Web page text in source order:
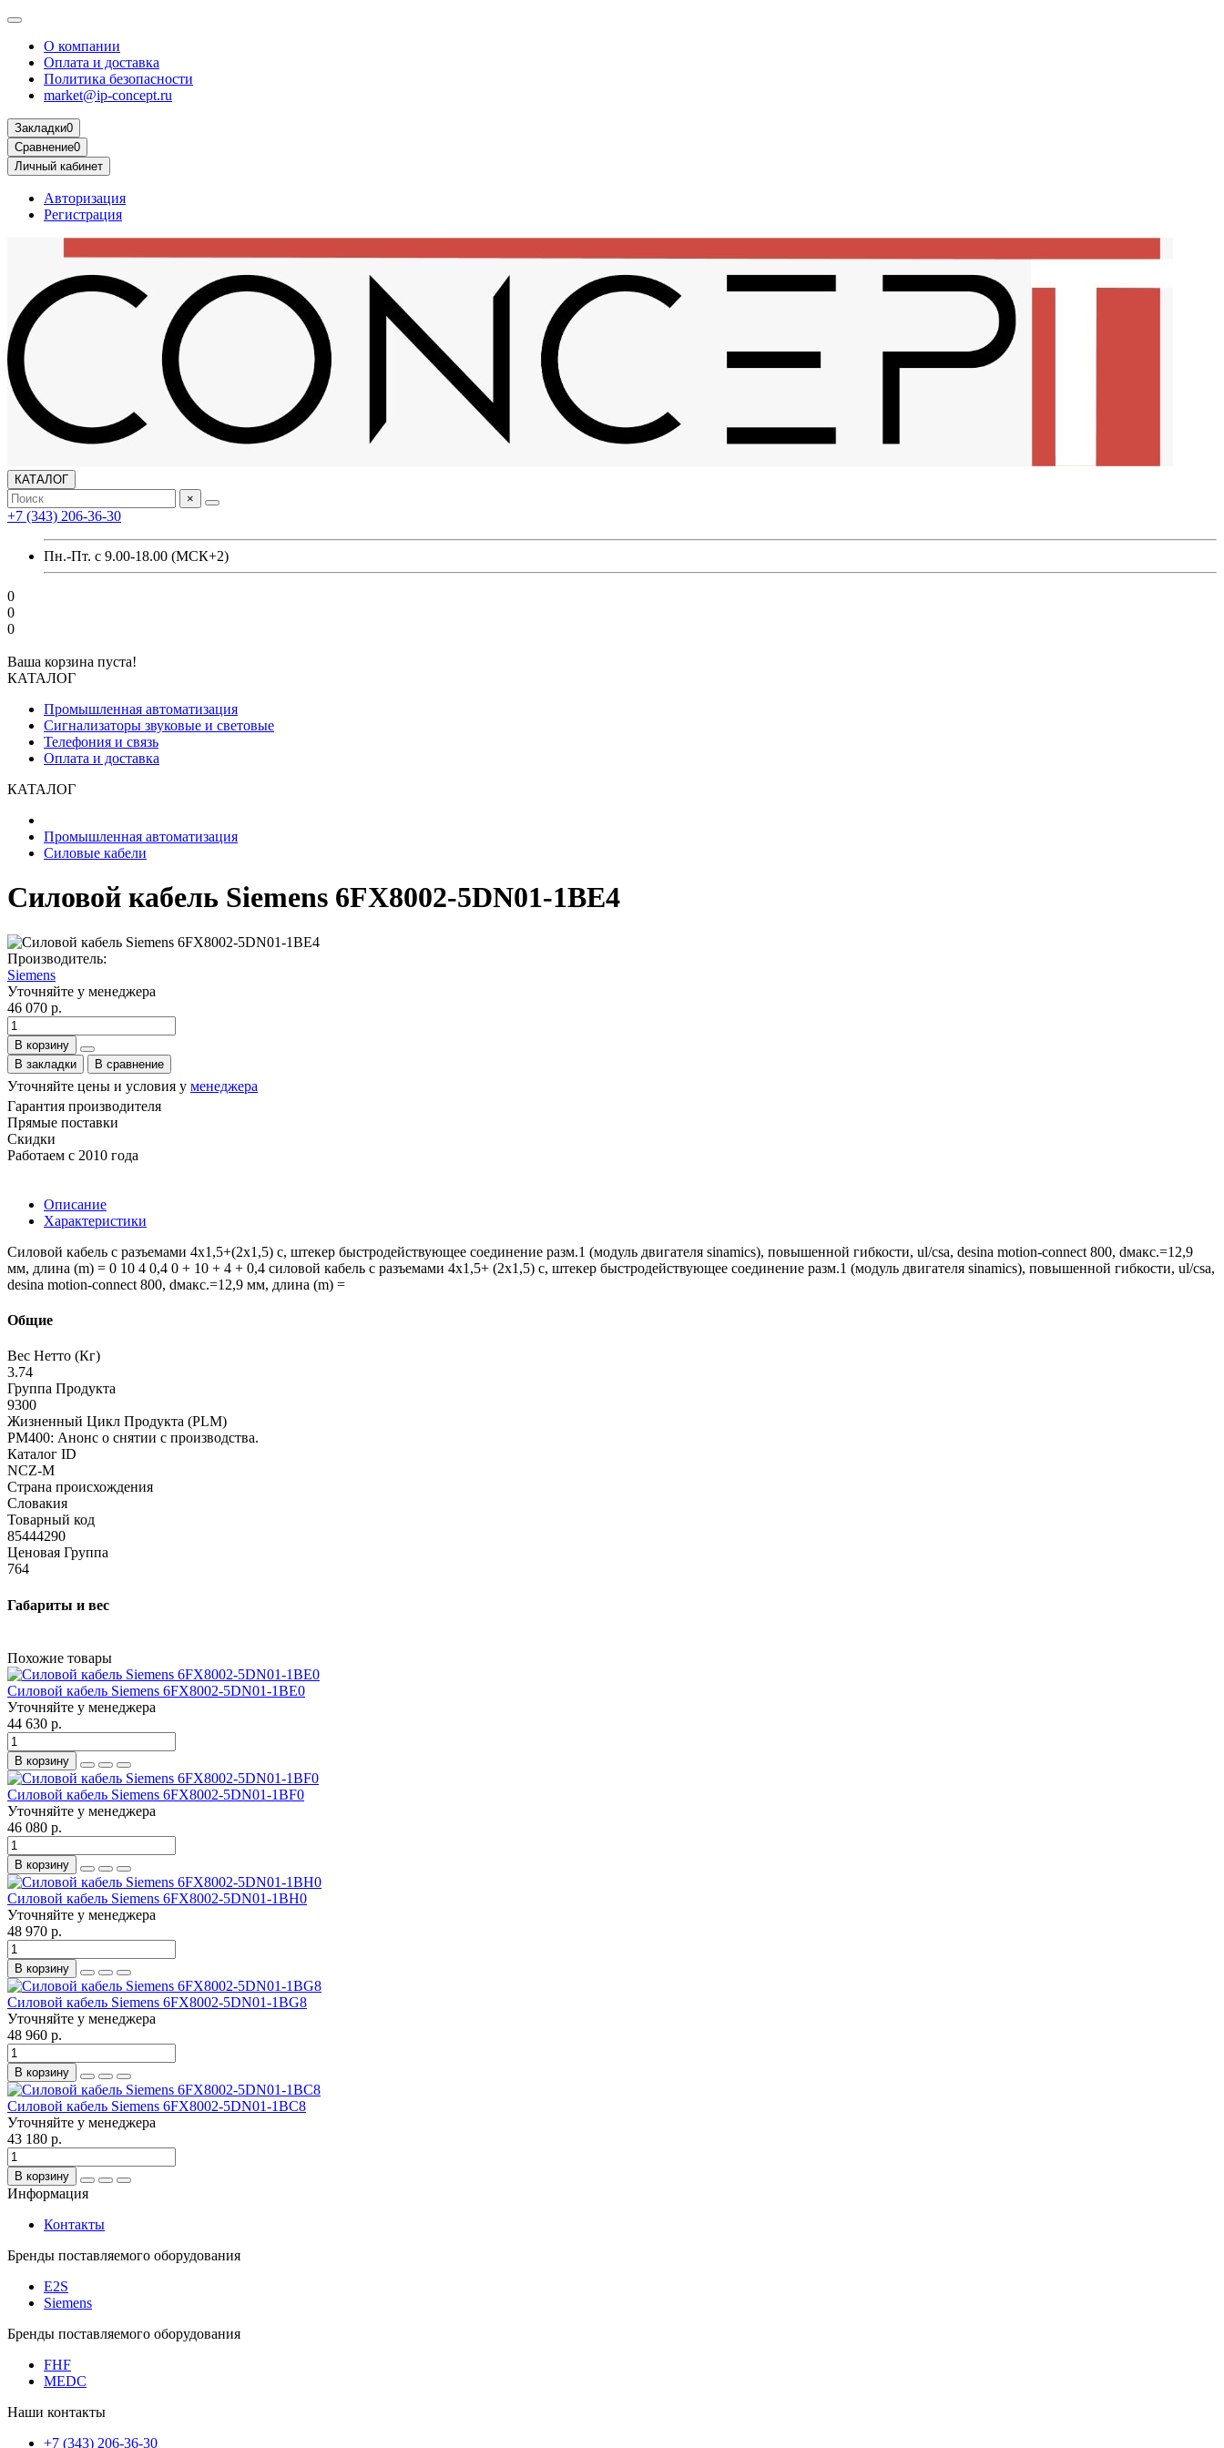
О компании
Оплата и доставка
Политика безопасности
market@ip-concept.ru
Закладки0
Сравнение0
Личный кабинет
Авторизация
Регистрация
КАТАЛОГ
×
+7 (343) 206-36-30
Пн.-Пт. с 9.00-18.00 (МСК+2)
0
0
0
Ваша корзина пуста!
КАТАЛОГ
Промышленная автоматизация
Сигнализаторы звуковые и световые
Телефония и связь
Оплата и доставка
КАТАЛОГ
Промышленная автоматизация
Силовые кабели
Силовой кабель Siemens 6FX8002-5DN01-1BE4
Производитель:
Siemens
Уточняйте у менеджера
46 070 р.
В корзину
В закладки
В сравнение
Уточняйте цены и условия у менеджера
Гарантия производителя
Прямые поставки
Скидки
Работаем с 2010 года
Описание
Характеристики
Силовой кабель с разъемами 4x1,5+(2x1,5) c, штекер быстродействующее соединение разм.1 (модуль двигателя sinamics), повышенной гибкости, ul/csa, desina motion-connect 800, dмакс.=12,9
мм, длина (m) = 0 10 4 0,4 0 + 10 + 4 + 0,4 силовой кабель с разъемами 4x1,5+ (2x1,5) c, штекер быстродействующее соединение разм.1 (модуль двигателя sinamics), повышенной гибкости, ul/csa,
desina motion-connect 800, dмакс.=12,9 мм, длина (m) =
Общие
Вес Нетто (Кг)
3.74
Группа Продукта
9300
Жизненный Цикл Продукта (PLM)
PM400: Анонс о снятии с производства.
Каталог ID
NCZ-M
Страна происхождения
Словакия
Товарный код
85444290
Ценовая Группа
764
Габариты и вес
Похожие товары
Силовой кабель Siemens 6FX8002-5DN01-1BE0
Уточняйте у менеджера
44 630 р.
В корзину
Силовой кабель Siemens 6FX8002-5DN01-1BF0
Уточняйте у менеджера
46 080 р.
В корзину
Силовой кабель Siemens 6FX8002-5DN01-1BH0
Уточняйте у менеджера
48 970 р.
В корзину
Силовой кабель Siemens 6FX8002-5DN01-1BG8
Уточняйте у менеджера
48 960 р.
В корзину
Силовой кабель Siemens 6FX8002-5DN01-1BC8
Уточняйте у менеджера
43 180 р.
В корзину
Информация
Контакты
Бренды поставляемого оборудования
E2S
Siemens
Бренды поставляемого оборудования
FHF
MEDC
Наши контакты
+7 (343) 206-36-30